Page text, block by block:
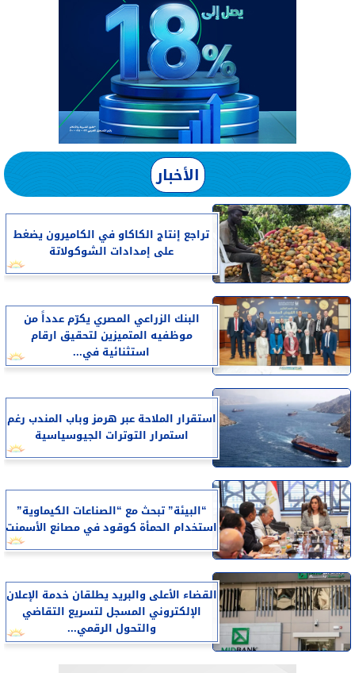
الأخبار
تراجع إنتاج الكاكاو في الكاميرون يضغط
على إمدادات الشوكولاتة
البنك الزراعي المصري يكرّم عدداً من
موظفيه المتميزين لتحقيق ارقام
استثنائية في...
استقرار الملاحة عبر هرمز وباب المندب رغم
استمرار التوترات الجيوسياسية
“البيئة” تبحث مع “الصناعات الكيماوية”
استخدام الحمأة كوقود في مصانع الأسمنت
القضاء الأعلى والبريد يطلقان خدمة الإعلان
الإلكتروني المسجل لتسريع التقاضي
والتحول الرقمي...